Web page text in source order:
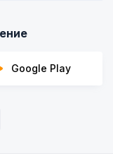
Google Play